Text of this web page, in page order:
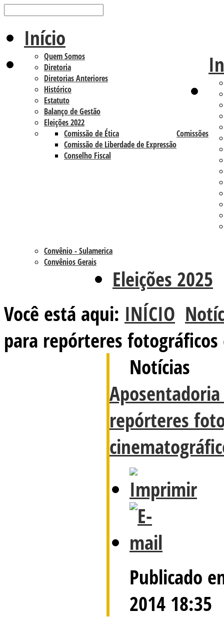
Início
Quem Somos
Diretoria
Diretorias Anteriores
Histórico
Estatuto
Balanço de Gestão
Eleições 2022
Comissões
Comissão de Ética
Comissão de Liberdade de Expressão
Conselho Fiscal
Convênio - Sulamerica
Convênios Gerais
Eleições 2025
Você está aqui: INÍCIO
para repórteres
Notícias
repórteres
Publicado
2014 18:35